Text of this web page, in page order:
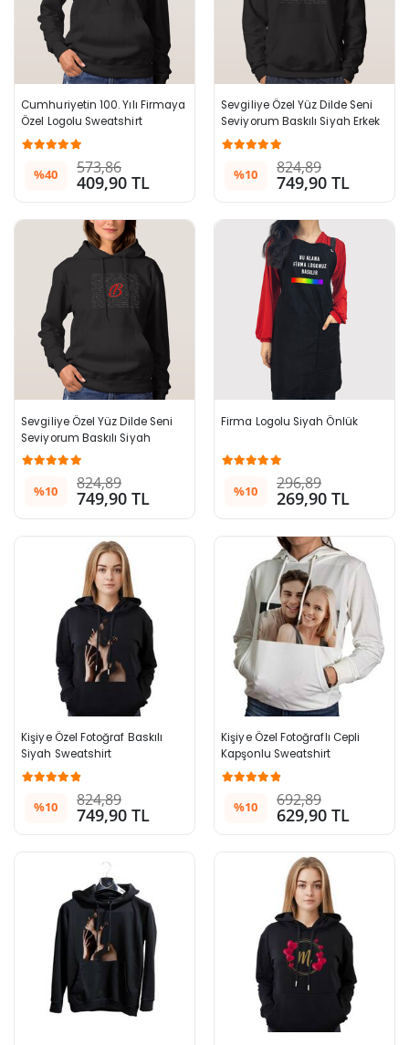
Cumhuriyetin 100. Yılı Firmaya
Özel Logolu Sweatshirt
%40 573,86
409,90 TL
Sevgiliye Özel Yüz Dilde Seni
Seviyorum Baskılı Siyah Erkek
Sweatshirt
%10 824,89
749,90 TL
Sevgiliye Özel Yüz Dilde Seni
Seviyorum Baskılı Siyah
Bayan  Sweatshirt
%10 824,89
749,90 TL
Firma Logolu Siyah Önlük
%10 296,89
269,90 TL
Kişiye Özel Fotoğraf Baskılı
Siyah Sweatshirt
%10 824,89
749,90 TL
Kişiye Özel Fotoğraflı Cepli
Kapşonlu Sweatshirt
%10 692,89
629,90 TL